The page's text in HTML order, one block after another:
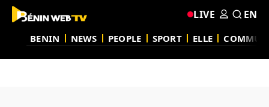
BENIN NEWS PEOPLE SPORT ELLE
LIVE EN